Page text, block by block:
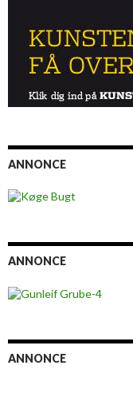
ANNONCE
ANNONCE
ANNONCE